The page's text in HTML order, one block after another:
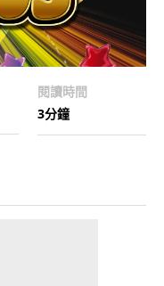
閱讀時間
3分鐘